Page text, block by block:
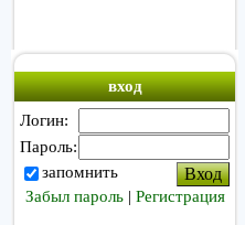
вход
Логин:
Пароль:
запомнить
Забыл пароль| Регистрация